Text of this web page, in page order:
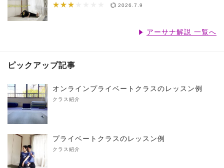
★★★
★★★★★★★ 2026.7.9
アーサナ解説 一覧へ
ピックアップ記事
オンラインプライベートクラスのレッスン例
クラス紹介
プライベートクラスのレッスン例
クラス紹介